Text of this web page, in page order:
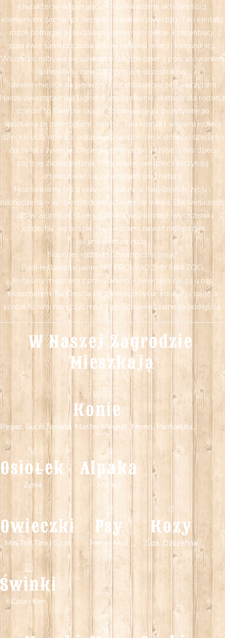
charakterze wspierającym – prowadzimy aktywności z
elementami zooterapii (terapii z udziałem zwierząt). Taki kontakt
może pomagać w budowaniu pewności siebie, koncentracji,
poprawie samopoczucia oraz w rozwoju relacji i komunikacji.
Wszystko odbywa się spokojnie i bezpiecznie, z poszanowaniem
dobrostanu zwierząt i potrzeb uczestników.
Idealne miejsce na pierwszy kontakt dziecka ze zwierzętami
Nasze zwierzęta mają łagodne usposobienie, dlatego dla rodzin z
dziećmi to świetna okazja do pierwszego, pozytywnego
spotkania ze zwierzętami „na wsi”. Taki kontakt wspiera rozwój
dziecka: uczy empatii, odpowiedzialności, delikatności i szacunku
do świata żywego. Obserwujemy, że po wizycie u nas dzieci
częściej zadają pytania, chcą więcej wiedzieć i zaczynają
interesować się zwierzętami oraz naturą.
Rozmawiamy też o prawach natury: o narodzinach, życiu i
odchodzeniu – w sposób dostosowany do wieku. Dla wielu osób
czas w zagrodzie staje się chwilą wspomnień, wyciszenia i
„oddechu” od pośpiechu, a czasem nawet najlepszym
lekarstwem na nudę.
Nasz cel: rozbudzić zoologiczną pasję!
Podkreślamy to jasno: NIE PROWADZIMY MINI ZOO.
Jesteśmy miejscem z przesłaniem – zwierzęta nie są u nas
eksponatem. Są częścią codziennego życia, edukacji i zajęć, a
kontakt z nimi ma uczyć mądrego, odpowiedzialnego podejścia.
W Naszej Zagrodzie
Mieszkają
Konie
Pegaz, Gucio,Temida, Master,Magnat, Nemo, Pantoriusz,
Osiołek
Zynia
Alpaka
Maniuś
Owieczki
Mini,Tofi,Timi i Szon
Psy
Mela i Moli
Kozy
Zuza, Dźozefina,
Świnki
Cola i Ken